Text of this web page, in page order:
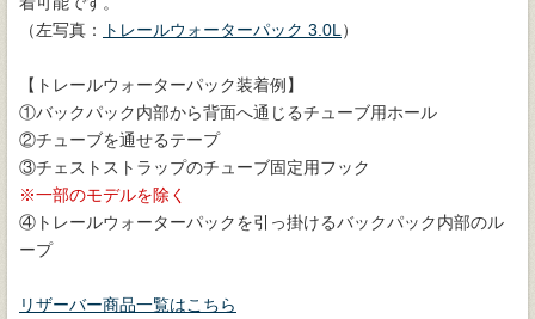
（左写真：
トレールウォーターパック 3.0L）
【トレールウォーターパック装着例】
①バックパック内部から背面へ通じるチューブ用ホール
②チューブを通せるテープ
③チェストストラップのチューブ固定用フック
一部のモデルを除く
④トレールウォーターパックを引っ掛けるバックパック内部のル
ープ
リザーバー商品一覧はこちら